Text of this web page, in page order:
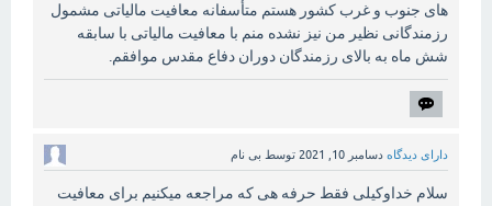
های جنوب و غرب کشور هستم متأسفانه معافیت مالیاتی مشمول
رزمندگانی نظیر من نیز نشده منم با معافیت مالیاتی با سابقه
شش ماه به بالای رزمندگان دوران دفاع مقدس موافقم.
دارای دیدگاه دسامبر 10, 2021 توسط بی نام
سلام خداوکیلی فقط حرفه هی که مراجعه میکنیم برای معافیت